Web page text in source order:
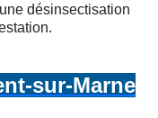
désinsectisation
sur-Marne